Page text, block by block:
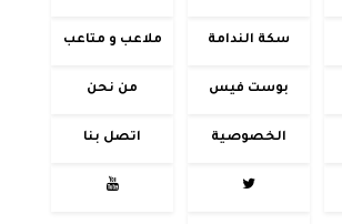
سكة الندامة ملاعب و متاعب
بوست فيس من نحن
الخصوصية اتصل بنا

